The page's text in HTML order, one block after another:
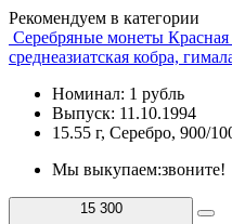
Рекомендуем в категории
Серебряные монеты Красная
среднеазиатская кобра,
Номинал: 1 рубль
Выпуск: 11.10.1994
15.55 г, Серебро, 900/
Мы выкупаем:звоните!
15 300